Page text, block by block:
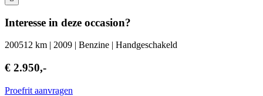
Interesse in deze occasion?
200512 km | 2009 | Benzine | Handgeschakeld
€ 2.950,-
Proefrit aanvragen